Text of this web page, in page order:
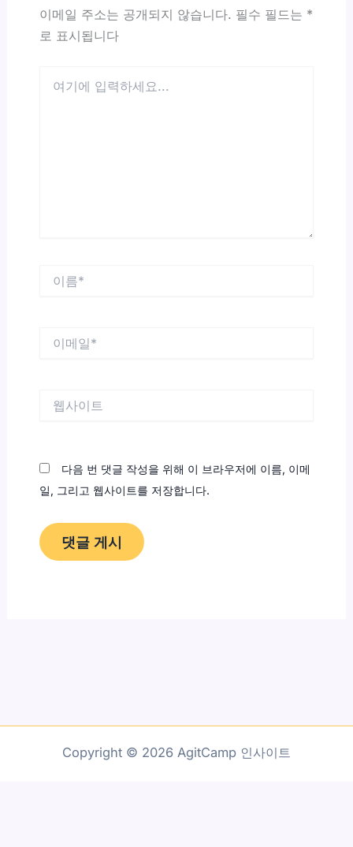
이메일 주소는 공개되지 않습니다. 필수 필드는 *
로 표시됩니다
다음 번 댓글 작성을 위해 이 브라우저에 이름, 이메
일, 그리고 웹사이트를 저장합니다.
Copyright © 2026 AgitCamp 인사이트